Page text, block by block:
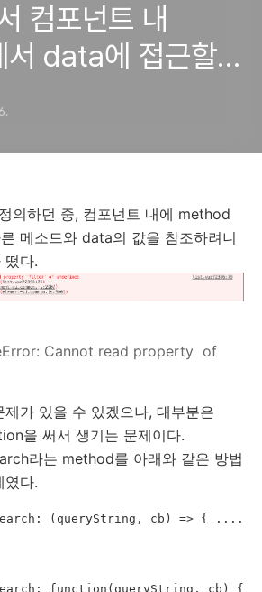
컴포넌트 내
data에 접근할
의하던 중, 컴포넌트 내에 method
메소드와 data의 값을 참조하려니
떴다.
Cannot read property of
가 있을 수 있겠으나, 대부분은
을 써서 생기는 문제이다.
라는 method를 아래와 같은 방법
였다.
(queryString, cb) => { ....
function(queryString, cb) {